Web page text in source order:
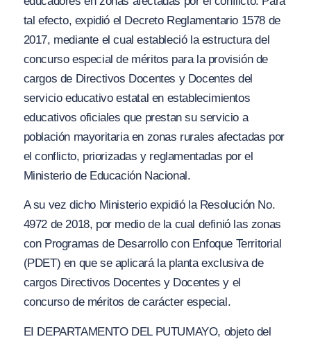
tal efecto, expidió el Decreto Reglamentario 1578 de
2017, mediante el cual estableció la estructura del
concurso especial de méritos para la provisión de
cargos de Directivos Docentes y Docentes del
servicio educativo estatal en establecimientos
educativos oficiales que prestan su servicio a
población mayoritaria en zonas rurales afectadas por
el conflicto, priorizadas y reglamentadas por el
Ministerio de Educación Nacional.
A su vez dicho Ministerio expidió la Resolución No.
4972 de 2018, por medio de la cual definió las zonas
con Programas de Desarrollo con Enfoque Territorial
(PDET) en que se aplicará la planta exclusiva de
cargos Directivos Docentes y Docentes y el
concurso de méritos de carácter especial.
EI DEPARTAMENTO DEL PUTUMAYO, objeto del